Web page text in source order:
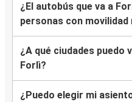
¿El autobús que va a
personas con movilidad
¿A qué ciudades puedo
Forlì?
¿Puedo elegir mi